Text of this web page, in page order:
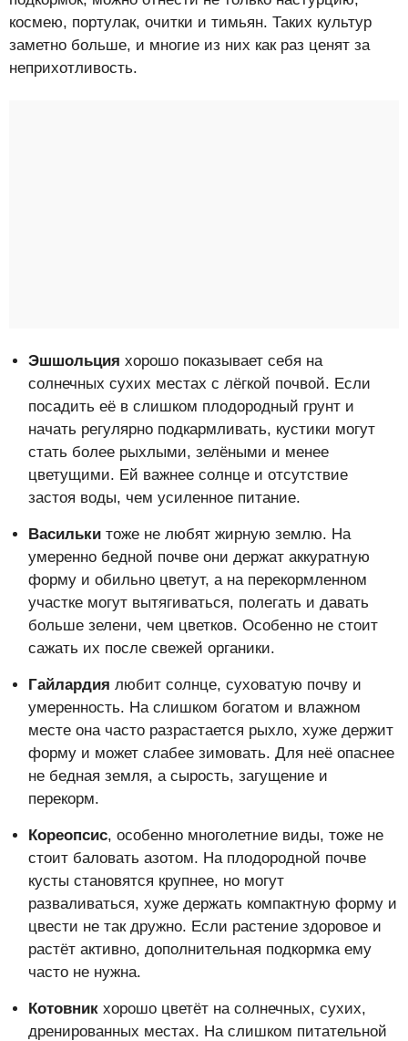
космею, портулак, очитки и тимьян. Таких культур
заметно больше, и многие из них как раз ценят за
неприхотливость.
Эшшольция хорошо показывает себя на
солнечных сухих местах с лёгкой почвой. Если
посадить её в слишком плодородный грунт и
начать регулярно подкармливать, кустики могут
стать более рыхлыми, зелёными и менее
цветущими. Ей важнее солнце и отсутствие
застоя воды, чем усиленное питание.
Васильки тоже не любят жирную землю. На
умеренно бедной почве они держат аккуратную
форму и обильно цветут, а на перекормленном
участке могут вытягиваться, полегать и давать
больше зелени, чем цветков. Особенно не стоит
сажать их после свежей органики.
Гайлардия любит солнце, суховатую почву и
умеренность. На слишком богатом и влажном
месте она часто разрастается рыхло, хуже держит
форму и может слабее зимовать. Для неё опаснее
не бедная земля, а сырость, загущение и
перекорм.
Кореопсис, особенно многолетние виды, тоже не
стоит баловать азотом. На плодородной почве
кусты становятся крупнее, но могут
разваливаться, хуже держать компактную форму и
цвести не так дружно. Если растение здоровое и
растёт активно, дополнительная подкормка ему
часто не нужна.
Котовник хорошо цветёт на солнечных, сухих,
дренированных местах. На слишком питательной